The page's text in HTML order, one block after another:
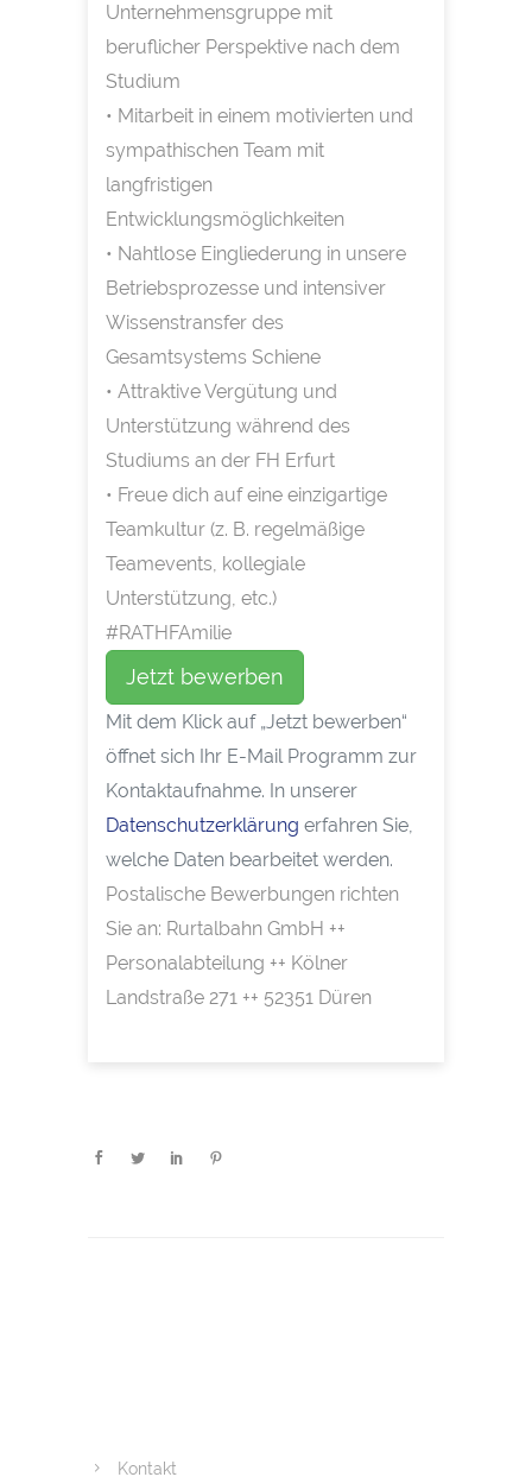
Unternehmensgruppe mit
beruflicher Perspektive nach dem
Studium
• Mitarbeit in einem motivierten und
sympathischen Team mit
langfristigen
Entwicklungsmöglichkeiten
• Nahtlose Eingliederung in unsere
Betriebsprozesse und intensiver
Wissenstransfer des
Gesamtsystems Schiene
• Attraktive Vergütung und
Unterstützung während des
Studiums an der FH Erfurt
• Freue dich auf eine einzigartige
Teamkultur (z. B. regelmäßige
Teamevents, kollegiale
Unterstützung, etc.)
#RATHFAmilie
Jetzt bewerben
Mit dem Klick auf „Jetzt bewerben“
öffnet sich Ihr E-Mail Programm zur
Kontaktaufnahme. In unserer
Datenschutzerklärung erfahren Sie,
welche Daten bearbeitet werden.
Postalische Bewerbungen richten
Sie an: Rurtalbahn GmbH ++
Personalabteilung ++ Kölner
Landstraße 271 ++ 52351 Düren
Kontakt